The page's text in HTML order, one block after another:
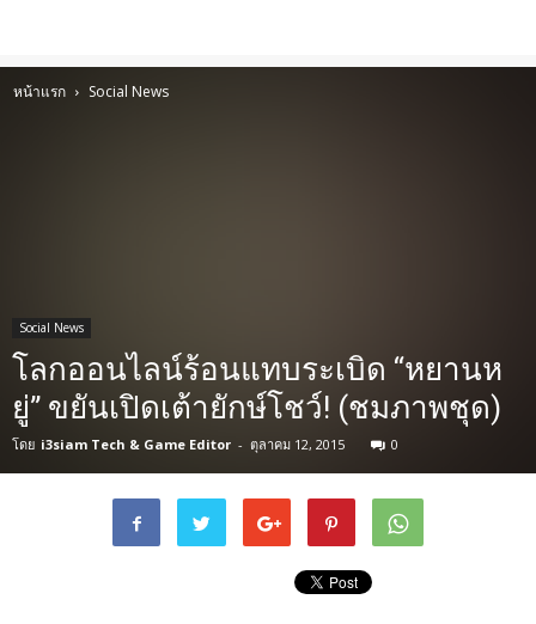
หน้าแรก Social News
Social News
โลกออนไลน์ร้อนแทบระเบิด “หยานห
ยู่” ขยันเปิดเต้ายักษ์โชว์! (ชมภาพชุด)
โดย i3siam Tech & Game Editor - ตุลาคม 12, 2015 0